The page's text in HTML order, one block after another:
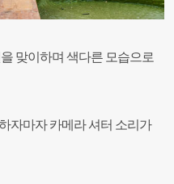
맞이하며 색다른 모습으로
자마자 카메라 셔터 소리가